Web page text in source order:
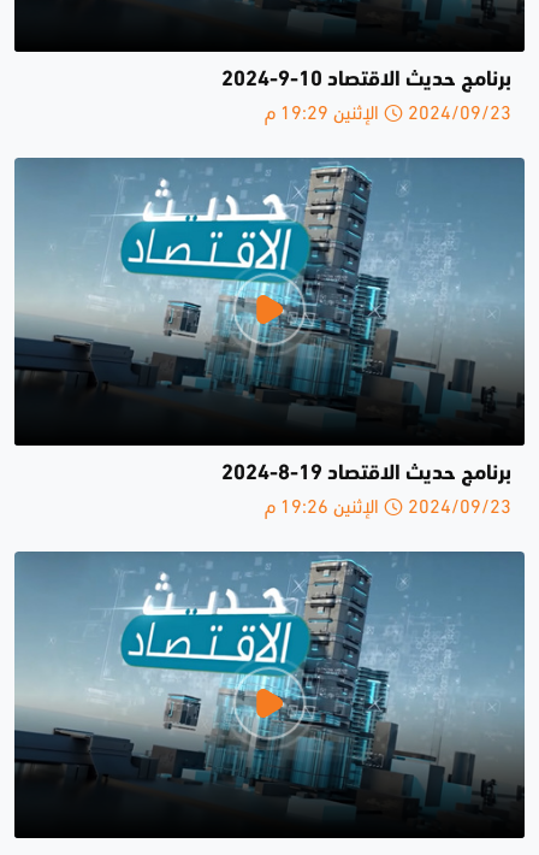
برنامج حديث الاقتصاد 10-9-2024
2024/09/23 الإثنين 19:29 م
برنامج حديث الاقتصاد 19-8-2024
2024/09/23 الإثنين 19:26 م